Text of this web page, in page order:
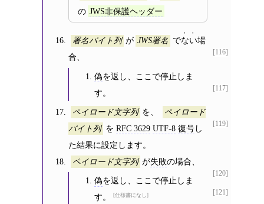
の JWS非保護ヘッダー
[116]
署名バイト列 が JWS署名 でない場
合、
[117]
偽を返し、ここで停止しま
す。
[119]
ペイロード文字列 を、
ペイロード
バイト列 を RFC 3629 UTF-8 復号し
た結果に設定します。
[120]
ペイロード文字列 が失敗の場合、
[121]
偽を返し、ここで停止しま
す。 仕様書になし